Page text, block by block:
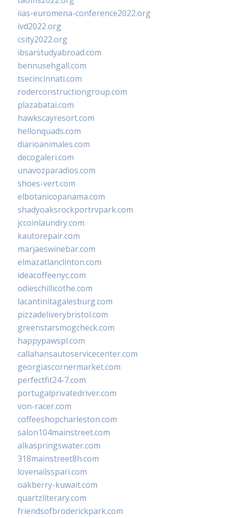
iias-euromena-conference2022.org
ivd2022.org
csity2022.org
ibsarstudyabroad.com
bennusehgall.com
tsecincinnati.com
roderconstructiongroup.com
plazabatai.com
hawkscayresort.com
hellonquads.com
diarioanimales.com
decogaleri.com
unavozparadios.com
shoes-vert.com
elbotanicopanama.com
shadyoaksrockportrvpark.com
jccoinlaundry.com
kautorepair.com
marjaeswinebar.com
elmazatlanclinton.com
ideacoffeenyc.com
odieschillicothe.com
lacantinitagalesburg.com
pizzadeliverybristol.com
greenstarsmogcheck.com
happypawspl.com
callahansautoservicecenter.com
georgiascornermarket.com
perfectfit24-7.com
portugalprivatedriver.com
von-racer.com
coffeeshopcharleston.com
salon104mainstreet.com
alkaspringswater.com
318mainstreet8h.com
lovenailsspari.com
oakberry-kuwait.com
quartzliterary.com
friendsofbroderickpark.com